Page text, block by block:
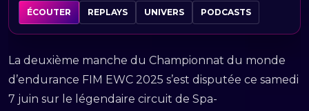
ÉCOUTER REPLAYS UNIVERS PODCASTS
La deuxième manche du Championnat du monde
d’endurance FIM EWC 2025 s’est disputée ce samedi
7 juin sur le légendaire circuit de Spa-